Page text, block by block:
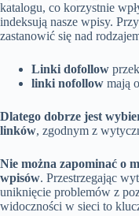
katalogu, co korzystnie
indeksują nasze wpisy.
zastanowić się nad
Linki dofollow
linki nofollow mają
Dlatego dobrze jest
linków, zgodnym z
Nie można zapominać o
wpisów. Przestrzegając
uniknięcie problemów z
widoczności w sieci to